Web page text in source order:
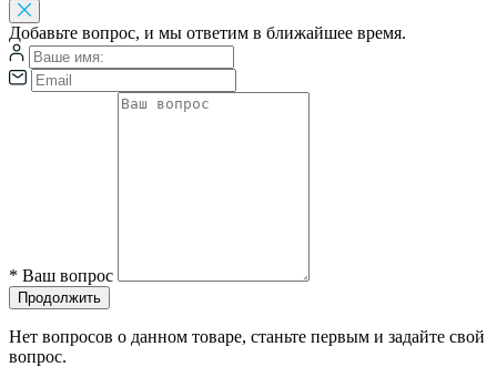
Добавьте вопрос, и мы ответим в ближайшее время.
* Ваш вопрос
Продолжить
Нет вопросов о данном товаре, станьте первым и задайте свой
вопрос.